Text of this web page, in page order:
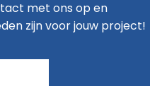
met ons op en
zijn voor jouw project!